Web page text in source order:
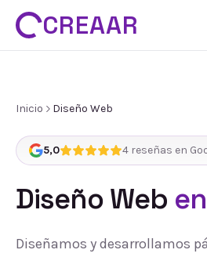
CREAAR
Inicio Diseño Web
5,0 4 reseñas en
Diseño Web
Diseñamos y desarrollamos